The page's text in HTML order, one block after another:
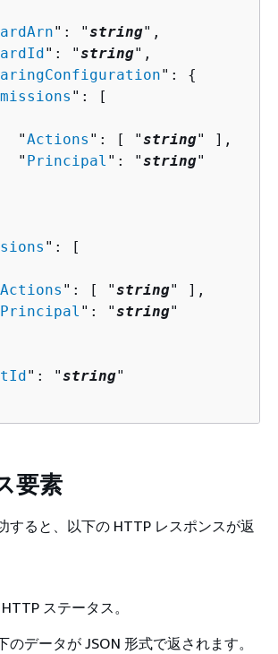
": "string",
": "string",
": {
": [
"
Actions ": [ "string" ],
"
Principal ": "string"
": [
Actions ": [ "string" ],
Principal ": "string"
": "string"
要素
すると、以下の HTTP レスポンスが返
ステータス。
のデータが JSON 形式で返されます。